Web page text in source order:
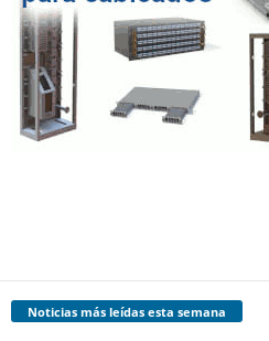
Noticias más leídas esta semana